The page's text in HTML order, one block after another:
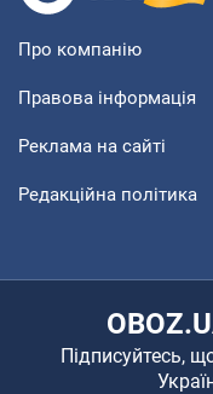
Про компанію
Правова інформація
Реклама на сайті
Редакційна політика
Підписуйтесь,